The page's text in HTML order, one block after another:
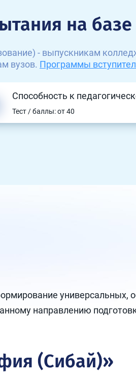
на
- выпускникам
вузов. Программы
Способность к
Тест / баллы: от 40
направлению
(Сибай)»